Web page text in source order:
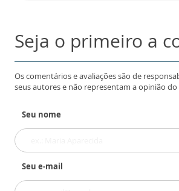
Seja o primeiro a
Os comentários e avaliações são de
seus autores e não representam a opinião do
Seu nome
Seu e-mail